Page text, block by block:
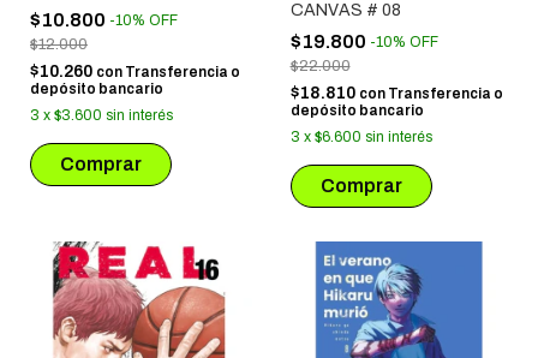
$10.800 -10% OFF
$12.000
$10.260 con Transferencia o
depósito bancario
3 x $3.600 sin interés
CANVAS # 08
$19.800 -10% OFF
$22.000
$18.810 con Transferencia o
depósito bancario
3 x $6.600 sin interés